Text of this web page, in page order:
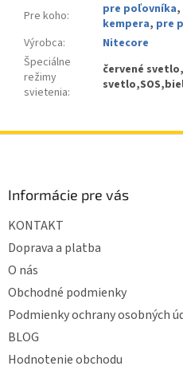
Pre koho: pre poľovníka,
kempera, pre
Výrobca:
Nitecore
Špeciálne
režimy
svietenia:
červené
Informácie pre vás
KONTAKT
Doprava a platba
O nás
Obchodné podmienky
Podmienky ochrany osobných
BLOG
Hodnotenie obchodu